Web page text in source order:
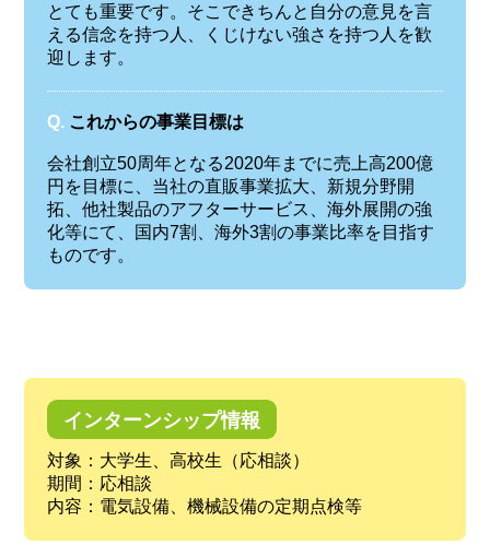
とても重要です。そこできちんと自分の意見を言
える信念を持つ人、くじけない強さを持つ人を歓
迎します。
Q. これからの事業目標は
会社創立50周年となる2020年までに売上高200億
円を目標に、当社の直販事業拡大、新規分野開
拓、他社製品のアフターサービス、海外展開の強
化等にて、国内7割、海外3割の事業比率を目指す
ものです。
インターンシップ情報
対象：大学生、高校生（応相談）
期間：応相談
内容：電気設備、機械設備の定期点検等